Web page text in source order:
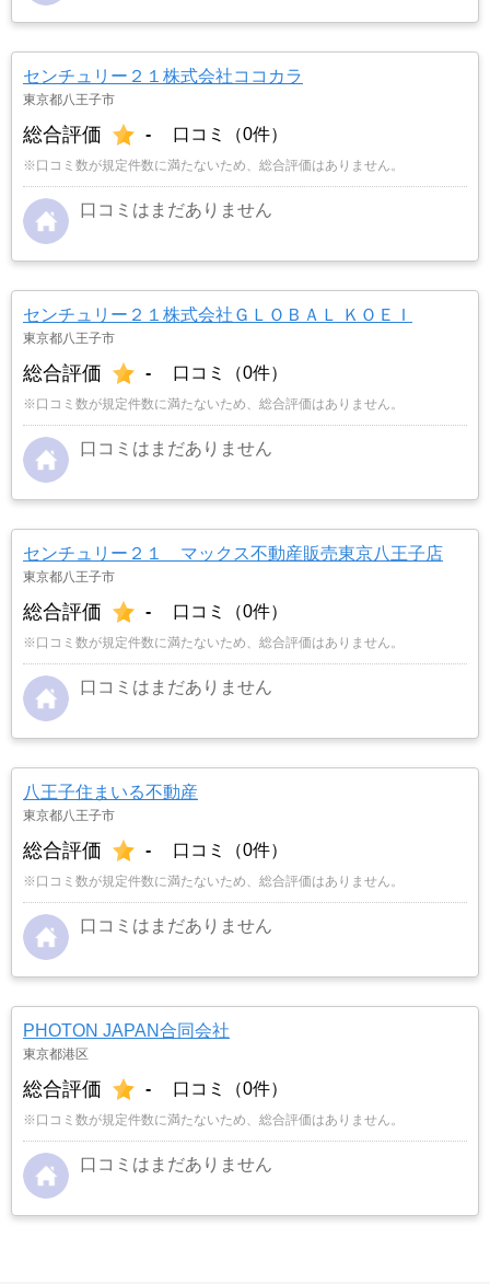
センチュリー２１株式会社ココカラ
東京都八王子市
総合評価 - 口コミ（0件）
※口コミ数が規定件数に満たないため、総合評価はありません。
口コミはまだありません
センチュリー２１株式会社ＧＬＯＢＡＬ ＫＯＥＩ
東京都八王子市
総合評価 - 口コミ（0件）
※口コミ数が規定件数に満たないため、総合評価はありません。
口コミはまだありません
センチュリー２１ マックス不動産販売東京八王子店
東京都八王子市
総合評価 - 口コミ（0件）
※口コミ数が規定件数に満たないため、総合評価はありません。
口コミはまだありません
八王子住まいる不動産
東京都八王子市
総合評価 - 口コミ（0件）
※口コミ数が規定件数に満たないため、総合評価はありません。
口コミはまだありません
PHOTON JAPAN合同会社
東京都港区
総合評価 - 口コミ（0件）
※口コミ数が規定件数に満たないため、総合評価はありません。
口コミはまだありません